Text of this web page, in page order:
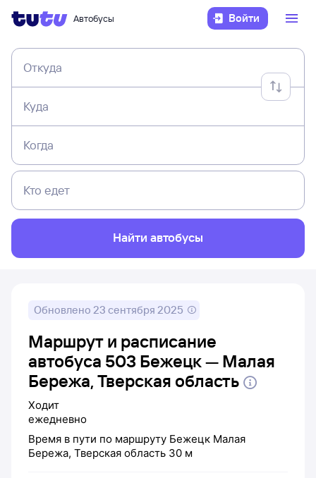
Автобусы Войти
Откуда
Куда
Когда
Кто едет
Найти автобусы
Обновлено 23 сентября 2025
Маршрут и расписание
автобуса 503 Бежецк — Малая
Бережа, Тверская область
Ходит
ежедневно
Время в пути по маршруту Бежецк Малая
Бережа, Тверская область 30 м